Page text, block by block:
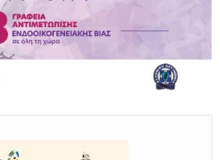
στο 199 ή στο 112
σαφείς πληροφορίες